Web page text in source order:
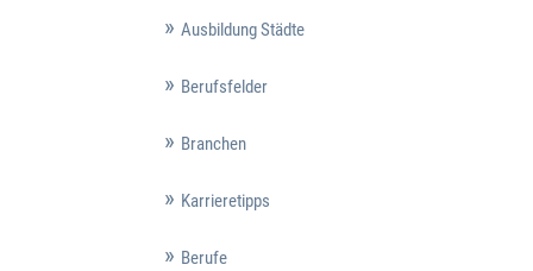
Ausbildung Städte
Berufsfelder
Branchen
Karrieretipps
Berufe